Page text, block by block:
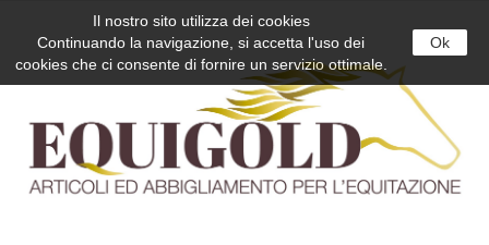
Il nostro sito utilizza dei cookies
Continuando la navigazione, si accetta l'uso dei
cookies che ci consente di fornire un servizio ottimale.
Ok